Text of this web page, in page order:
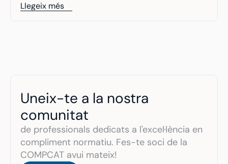
Llegeix més
Uneix-te a la nostra
comunitat
de professionals dedicats a l'excel·lència en
compliment normatiu. Fes-te soci de la
COMPCAT avui mateix!